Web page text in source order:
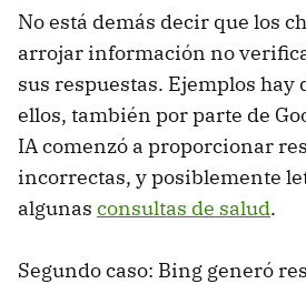
No está demás decir que los
arrojar información no
sus respuestas. Ejemplos hay
ellos, también por parte de
IA comenzó a proporcionar
incorrectas, y posiblemente
algunas consultas de salud.
Segundo caso: Bing generó